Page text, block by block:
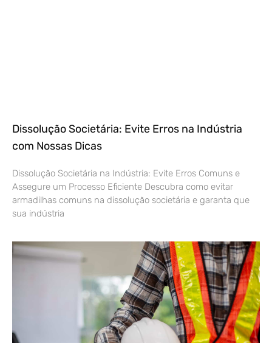
Dissolução Societária: Evite Erros na Indústria
com Nossas Dicas
Dissolução Societária na Indústria: Evite Erros Comuns e
Assegure um Processo Eficiente Descubra como evitar
armadilhas comuns na dissolução societária e garanta que
sua indústria